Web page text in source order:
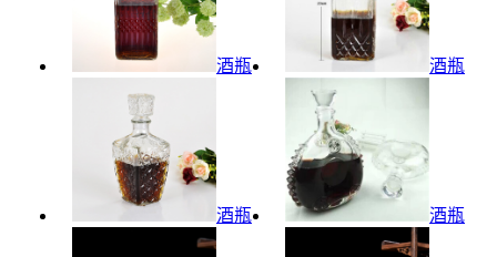
酒瓶 酒瓶
酒瓶 酒瓶